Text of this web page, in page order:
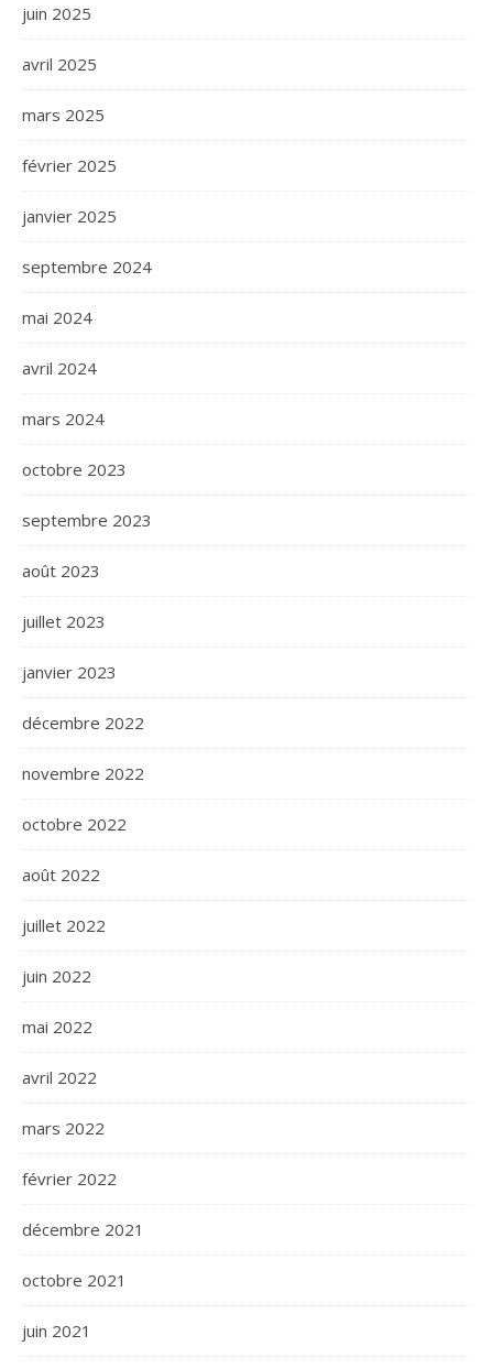
juin 2025
avril 2025
mars 2025
février 2025
janvier 2025
septembre 2024
mai 2024
avril 2024
mars 2024
octobre 2023
septembre 2023
août 2023
juillet 2023
janvier 2023
décembre 2022
novembre 2022
octobre 2022
août 2022
juillet 2022
juin 2022
mai 2022
avril 2022
mars 2022
février 2022
décembre 2021
octobre 2021
juin 2021